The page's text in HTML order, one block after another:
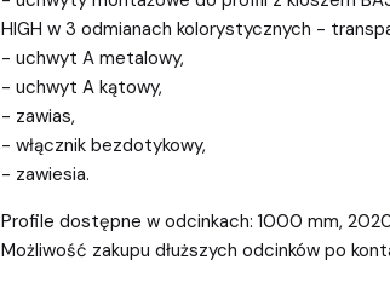
HIGH w 3 odmianach kolorystycznych -
- uchwyt A metalowy,
- uchwyt A kątowy,
- zawias,
- włącznik bezdotykowy,
- zawiesia.
Profile dostępne w odcinkach: 1000 mm,
Możliwość zakupu dłuższych odcinków po